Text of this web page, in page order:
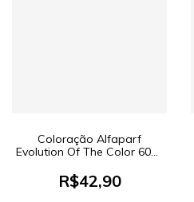
Coloração Alfaparf
Evolution Of The Color 60ml
Cobre
R$42,90